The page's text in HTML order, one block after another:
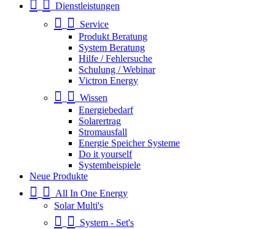
Dienstleistungen
Service
Produkt Beratung
System Beratung
Hilfe / Fehlersuche
Schulung / Webinar
Victron Energy
Wissen
Energiebedarf
Solarertrag
Stromausfall
Energie Speicher Systeme
Do it yourself
Systembeispiele
Neue Produkte
All In One Energy
Solar Multi's
System - Set's